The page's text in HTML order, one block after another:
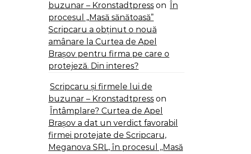
buzunar – Kronstadtpress on În
procesul „Masă sănătoasă”
Scripcaru a obținut o nouă
amânare la Curtea de Apel
Brașov pentru firma pe care o
protejeză. Din interes?
Scripcaru și firmele lui de
buzunar – Kronstadtpress on
Întâmplare? Curtea de Apel
Brașov a dat un verdict favorabil
firmei protejate de Scripcaru,
Meganova SRL, în procesul ,,Masă